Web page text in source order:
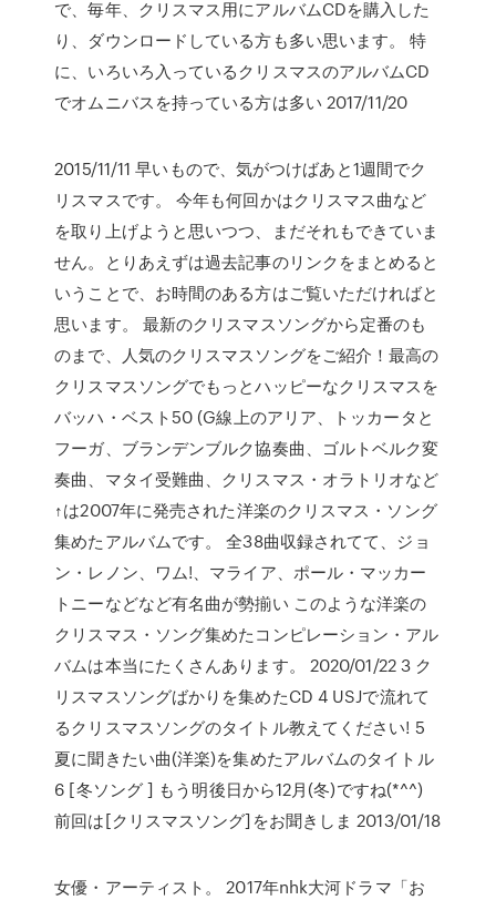
で、毎年、クリスマス用にアルバムCDを購入した
り、ダウンロードしている方も多い思います。 特
に、いろいろ入っているクリスマスのアルバムCD
でオムニバスを持っている方は多い 2017/11/20
2015/11/11 早いもので、気がつけばあと1週間でク
リスマスです。 今年も何回かはクリスマス曲など
を取り上げようと思いつつ、まだそれもできていま
せん。とりあえずは過去記事のリンクをまとめると
いうことで、お時間のある方はご覧いただければと
思います。 最新のクリスマスソングから定番のも
のまで、人気のクリスマスソングをご紹介！最高の
クリスマスソングでもっとハッピーなクリスマスを
バッハ・ベスト50 (G線上のアリア、トッカータと
フーガ、ブランデンブルク協奏曲、ゴルトベルク変
奏曲、マタイ受難曲、クリスマス・オラトリオなど
↑は2007年に発売された洋楽のクリスマス・ソング
集めたアルバムです。 全38曲収録されてて、ジョ
ン・レノン、ワム!、マライア、ポール・マッカー
トニーなどなど有名曲が勢揃い このような洋楽の
クリスマス・ソング集めたコンピレーション・アル
バムは本当にたくさんあります。 2020/01/22 3 ク
リスマスソングばかりを集めたCD 4 USJで流れて
るクリスマスソングのタイトル教えてください! 5
夏に聞きたい曲(洋楽)を集めたアルバムのタイトル
6 [冬ソング ] もう明後日から12月(冬)ですね(*^^)
前回は[クリスマスソング]をお聞きしま 2013/01/18
女優・アーティスト。 2017年nhk大河ドラマ「お